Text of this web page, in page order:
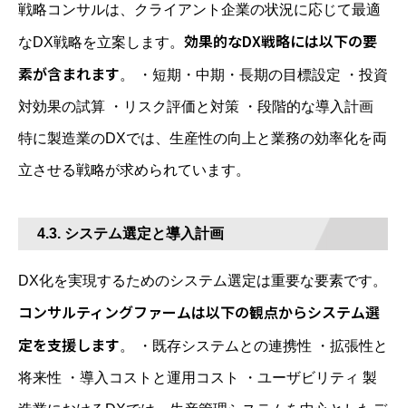
戦略コンサルは、クライアント企業の状況に応じて最適
なDX戦略を立案します。 効果的なDX戦略には以下の要
素が含まれます。 ・短期・中期・長期の目標設定 ・投資
対効果の試算 ・リスク評価と対策 ・段階的な導入計画
特に製造業のDXでは、生産性の向上と業務の効率化を両
立させる戦略が求められています。
4.3. システム選定と導入計画
DX化を実現するためのシステム選定は重要な要素です。
コンサルティングファームは以下の観点からシステム選
定を支援します。 ・既存システムとの連携性 ・拡張性と
将来性 ・導入コストと運用コスト ・ユーザビリティ 製